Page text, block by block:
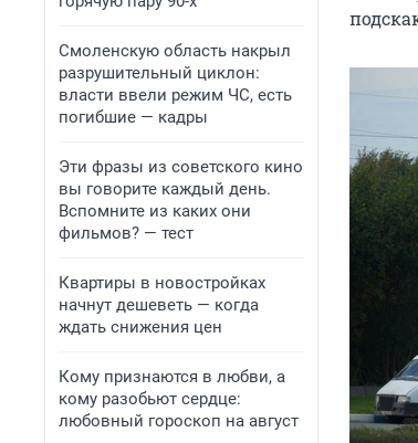
Смоленскую область накрыл
разрушительный циклон:
власти ввели режим ЧС, есть
погибшие — кадры
Эти фразы из советского кино
вы говорите каждый день.
Вспомните из каких они
фильмов? — тест
Квартиры в новостройках
начнут дешеветь — когда
ждать снижения цен
Кому признаются в любви, а
кому разобьют сердце:
любовный гороскоп на август